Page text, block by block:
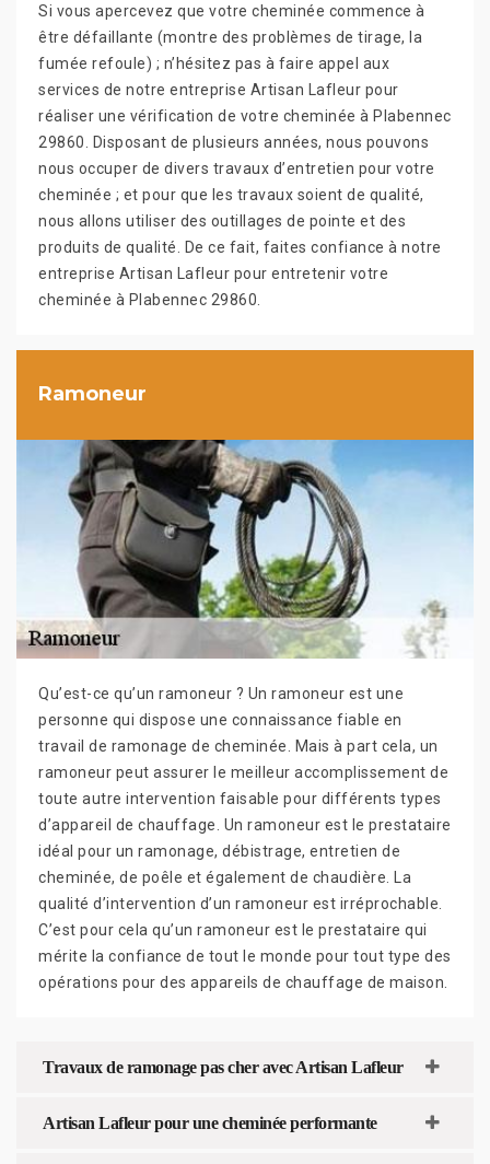
Si vous apercevez que votre cheminée commence à
être défaillante (montre des problèmes de tirage, la
fumée refoule) ; n’hésitez pas à faire appel aux
services de notre entreprise Artisan Lafleur pour
réaliser une vérification de votre cheminée à Plabennec
29860. Disposant de plusieurs années, nous pouvons
nous occuper de divers travaux d’entretien pour votre
cheminée ; et pour que les travaux soient de qualité,
nous allons utiliser des outillages de pointe et des
produits de qualité. De ce fait, faites confiance à notre
entreprise Artisan Lafleur pour entretenir votre
cheminée à Plabennec 29860.
Ramoneur
Qu’est-ce qu’un ramoneur ? Un ramoneur est une
personne qui dispose une connaissance fiable en
travail de ramonage de cheminée. Mais à part cela, un
ramoneur peut assurer le meilleur accomplissement de
toute autre intervention faisable pour différents types
d’appareil de chauffage. Un ramoneur est le prestataire
idéal pour un ramonage, débistrage, entretien de
cheminée, de poêle et également de chaudière. La
qualité d’intervention d’un ramoneur est irréprochable.
C’est pour cela qu’un ramoneur est le prestataire qui
mérite la confiance de tout le monde pour tout type des
opérations pour des appareils de chauffage de maison.
Travaux de ramonage pas cher avec Artisan Lafleur
Artisan Lafleur pour une cheminée performante